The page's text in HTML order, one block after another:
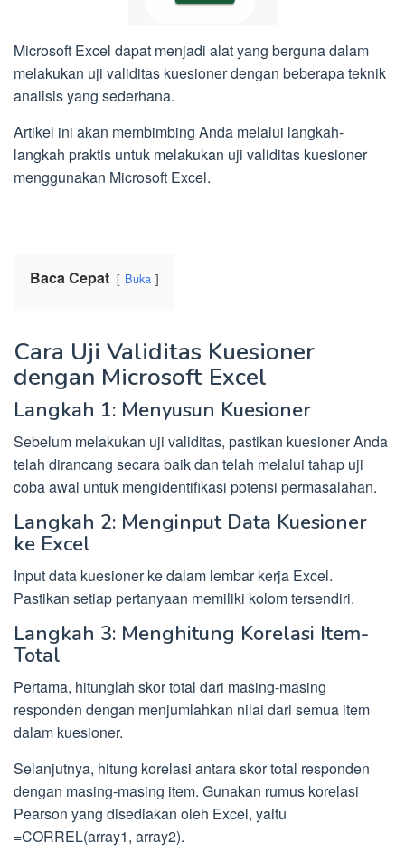
Microsoft Excel dapat menjadi alat yang berguna dalam
melakukan uji validitas kuesioner dengan beberapa teknik
analisis yang sederhana.
Artikel ini akan membimbing Anda melalui langkah-
langkah praktis untuk melakukan uji validitas kuesioner
menggunakan Microsoft Excel.
Baca Cepat Buka
Cara Uji Validitas Kuesioner
dengan Microsoft Excel
Langkah 1: Menyusun Kuesioner
Sebelum melakukan uji validitas, pastikan kuesioner Anda
telah dirancang secara baik dan telah melalui tahap uji
coba awal untuk mengidentifikasi potensi permasalahan.
Langkah 2: Menginput Data Kuesioner
ke Excel
Input data kuesioner ke dalam lembar kerja Excel.
Pastikan setiap pertanyaan memiliki kolom tersendiri.
Langkah 3: Menghitung Korelasi Item-
Total
Pertama, hitunglah skor total dari masing-masing
responden dengan menjumlahkan nilai dari semua item
dalam kuesioner.
Selanjutnya, hitung korelasi antara skor total responden
dengan masing-masing item. Gunakan rumus korelasi
Pearson yang disediakan oleh Excel, yaitu
=CORREL(array1, array2).